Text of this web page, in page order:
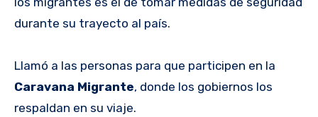
durante su trayecto al país.
Llamó a las personas para que participen en la
Caravana Migrante, donde los gobiernos los
respaldan en su viaje.